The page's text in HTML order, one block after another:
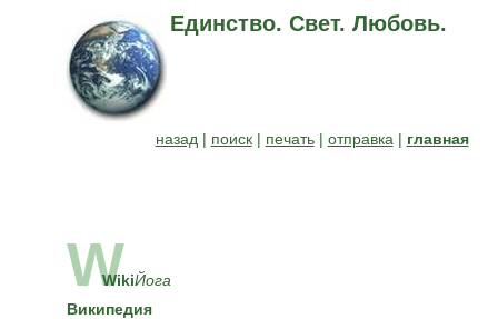
Единство. Свет. Любовь.
назад | поиск| печать| отправка | главная
W
WikiЙога
Википедия